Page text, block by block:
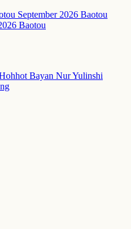
September 2026 Baotou
Baotou
Bayan NurYulinshi